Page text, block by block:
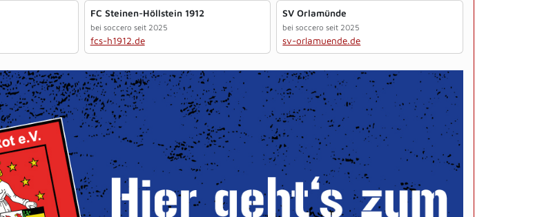
FC Steinen-Höllstein 1912
bei soccero seit 2025
fcs-h1912.de
SV Orlamünde
bei soccero seit 2025
sv-orlamuende.de